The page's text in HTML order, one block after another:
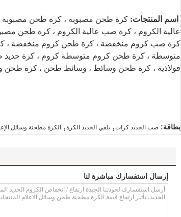
اسم المنتجات: كرة طحن مصبوبة ، كرة طحن مصبوبة
عالية الكروم ، كرة صب عالية الكروم ، كرة طحن
كرة صب كروم منخفضة ، كرة طحن كروم منخفضة ،
متوسطة ، كرة طحن كروم متوسطة كروم ، كرة حديد
فولاذية ، كرة طحن وسائط ، وسائط طحن ، كرة طحن
بطاقة: صب الحديد كرات, يلقي الحديد الكرة, الكرة مطحنة وسائل
إرسال استفسارك مباشرة لنا